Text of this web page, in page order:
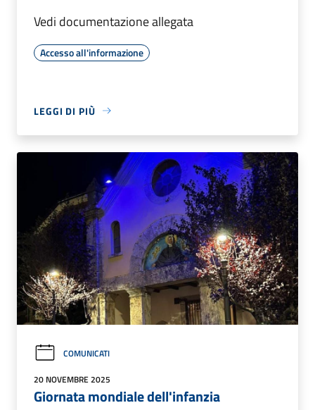
Vedi documentazione allegata
Accesso all'informazione
LEGGI DI PIÙ
COMUNICATI
20 NOVEMBRE 2025
Giornata mondiale dell'infanzia